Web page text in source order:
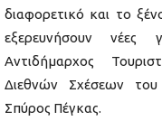
διαφορετικό και το
εξερευνήσουν νέες
Αντιδήμαρχος
Διεθνών Σχέσεων
Σπύρος Πέγκας.